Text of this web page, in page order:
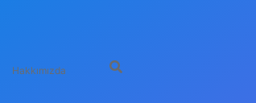
Hakkımızda